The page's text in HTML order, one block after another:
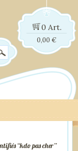
0 Art.
0,00 €
“kdo pas cher”